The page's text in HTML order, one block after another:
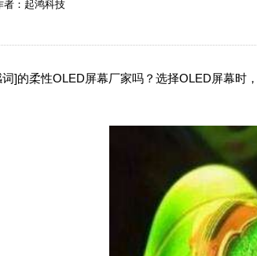
：起鸿科技
柔性OLED屏幕厂家吗？选择OLED屏幕时